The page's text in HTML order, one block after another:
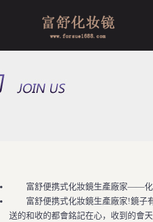
团队风采
关于富舒
富舒便携式化妝鏡生產廠家——化
富舒便携式化妝鏡生產廠家!鏡子有
送的和收的都會銘記在心，收到的會